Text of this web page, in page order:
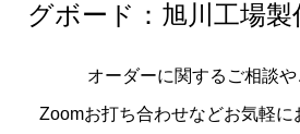
グボード：旭川工場製
オーダーに関するご相談や
Zoomお打ち合わせなどお気軽に